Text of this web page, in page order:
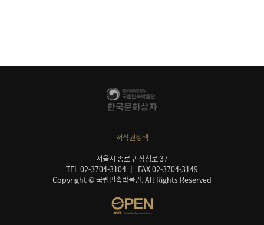
저작권정책
서울시 종로구 삼청로 37
TEL 02-3704-3104
FAX 02-3704-3149
Copyright © 국립민속박물관. All Rights Reserved